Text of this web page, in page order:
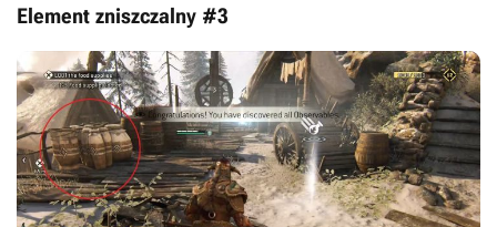
Element zniszczalny #3